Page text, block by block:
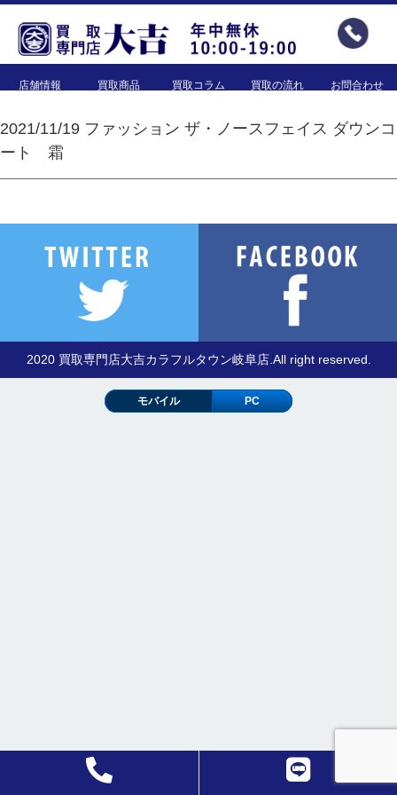
店舗情報 買取商品 買取コラム 買取の流れ お問合わせ
2021/11/19 ファッション ザ・ノースフェイス ダウンコ
ート 霜
2020 買取専門店大吉カラフルタウン岐阜店.All right reserved.
モバイル PC